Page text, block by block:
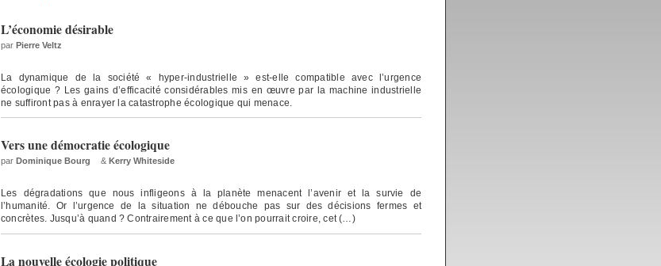
L’économie désirable
par Pierre Veltz
La dynamique de la société « hyper-industrielle » est-elle compatible avec l’urgence
écologique ? Les gains d’efficacité considérables mis en œuvre par la machine industrielle
ne suffiront pas à enrayer la catastrophe écologique qui menace.
Vers une démocratie écologique
par Dominique Bourg & Kerry Whiteside
Les dégradations que nous infligeons à la planète menacent l’avenir et la survie de
l’humanité. Or l’urgence de la situation ne débouche pas sur des décisions fermes et
concrètes. Jusqu’à quand ? Contrairement à ce que l’on pourrait croire, cet (…)
La nouvelle écologie politique